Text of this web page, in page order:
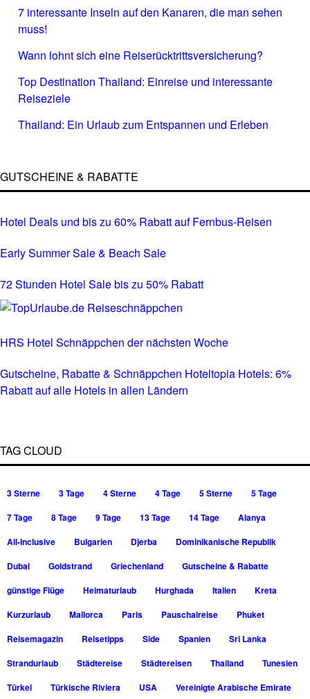
7 interessante Inseln auf den Kanaren, die man sehen
muss!
Wann lohnt sich eine Reiserücktrittsversicherung?
Top Destination Thailand: Einreise und interessante
Reiseziele
Thailand: Ein Urlaub zum Entspannen und Erleben
GUTSCHEINE & RABATTE
Hotel Deals und bis zu 60% Rabatt auf Fernbus-Reisen
Early Summer Sale & Beach Sale
72 Stunden Hotel Sale bis zu 50% Rabatt
HRS Hotel Schnäppchen der nächsten Woche
Gutscheine, Rabatte & Schnäppchen Hoteltopia Hotels: 6%
Rabatt auf alle Hotels in allen Ländern
TAG CLOUD
3 Sterne 3 Tage 4 Sterne 4 Tage 5 Sterne
5 Tage
7 Tage
8 Tage 9 Tage 13 Tage 14 Tage
Alanya
All-Inclusive
Bulgarien Djerba
Dominikanische Republik
Dubai
Goldstrand Griechenland
Gutscheine & Rabatte
günstige Flüge
Heimaturlaub Hurghada Italien
Kreta
Kurzurlaub
Mallorca Paris Pauschalreise
Phuket
Reisemagazin
Reisetipps Side Spanien
Sri Lanka
Strandurlaub
Städtereise Städtereisen Thailand
Tunesien
Türkei
Türkische Riviera USA
Vereinigte Arabische Emirate